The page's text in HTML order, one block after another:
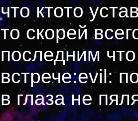
что ктото
то скорей
последним
встрече:evil:
в глаза не